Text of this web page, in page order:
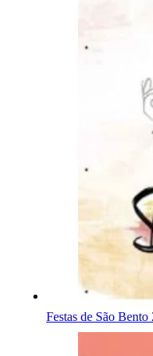
Festas de São